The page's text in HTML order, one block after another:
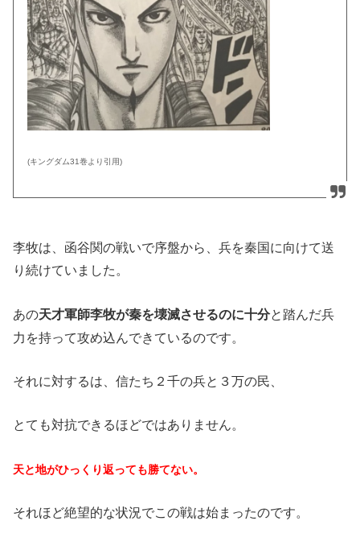
(キングダム31巻より引用)
李牧は、函谷関の戦いで序盤から、兵を秦国に向けて送
り続けていました。
あの天才軍師李牧が秦を壊滅させるのに十分と踏んだ兵
力を持って攻め込んできているのです。
それに対するは、信たち２千の兵と３万の民、
とても対抗できるほどではありません。
天と地がひっくり返っても勝てない。
それほど絶望的な状況でこの戦は始まったのです。